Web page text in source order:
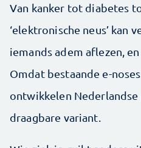
Van kanker tot diabetes
‘elektronische neus’ kan
iemands adem aflezen,
Omdat bestaande e-
ontwikkelen
draagbare variant.